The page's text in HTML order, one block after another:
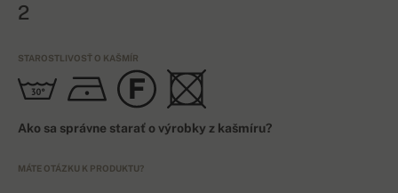
2
STAROSTLIVOSŤ O KAŠMÍR
Ako sa správne starať o výrobky z kašmíru?
MÁTE OTÁZKU K PRODUKTU?